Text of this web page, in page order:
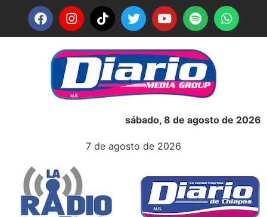
sábado, 8 de agosto de 2026
7 de agosto de 2026